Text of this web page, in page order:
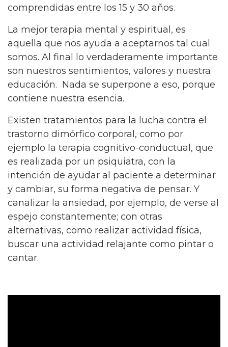
comprendidas entre los 15 y 30 años.
La mejor terapia mental y espiritual, es
aquella que nos ayuda a aceptarnos tal cual
somos. Al final lo verdaderamente importante
son nuestros sentimientos, valores y nuestra
educación. Nada se superpone a eso, porque
contiene nuestra esencia.
Existen tratamientos para la lucha contra el
trastorno dimórfico corporal, como por
ejemplo la terapia cognitivo-conductual, que
es realizada por un psiquiatra, con la
intención de ayudar al paciente a determinar
y cambiar, su forma negativa de pensar. Y
canalizar la ansiedad, por ejemplo, de verse al
espejo constantemente; con otras
alternativas, como realizar actividad física,
buscar una actividad relajante como pintar o
cantar.